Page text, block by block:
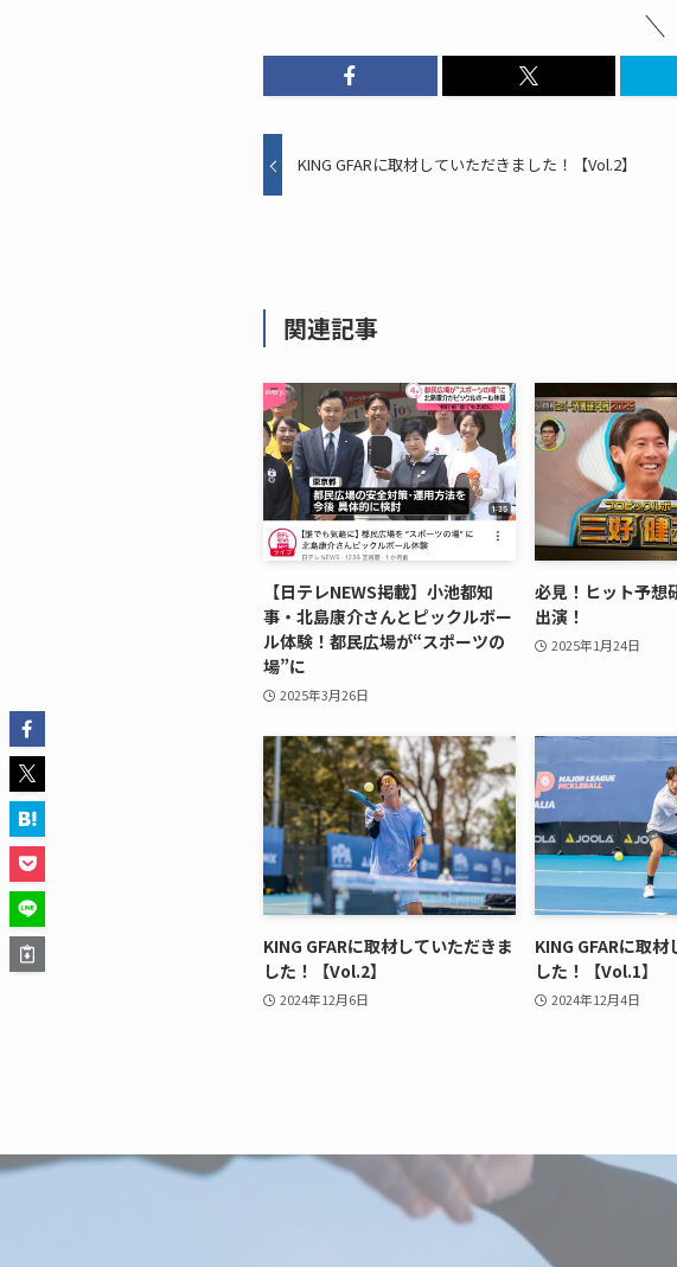
KING GFARに取材していただきました！【Vol.2】
関連記事
【日テレNEWS掲載】小池都知
事・北島康介さんとピックルボー
ル体験！都民広場が“スポーツの
場”に
2025年3月26日
必見！ヒット予想
出演！
2025年1月24日
KING GFARに取材していただきま
した！【Vol.2】
2024年12月6日
KING GFARに取
した！【Vol.1】
2024年12月4日